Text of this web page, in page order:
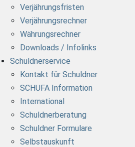
Verjährungsfristen
Verjährungsrechner
Währungsrechner
Downloads / Infolinks
Schuldnerservice
Kontakt für Schuldner
SCHUFA Information
International
Schuldnerberatung
Schuldner Formulare
Selbstauskunft